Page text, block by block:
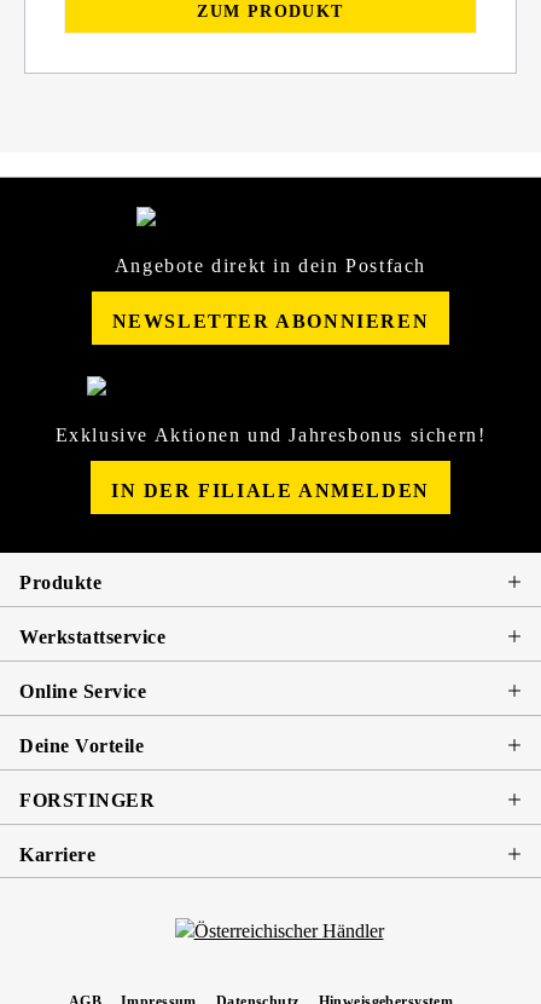
ZUM PRODUKT
Angebote direkt in dein Postfach
NEWSLETTER ABONNIEREN
Exklusive Aktionen und Jahresbonus sichern!
IN DER FILIALE ANMELDEN
Produkte
Werkstattservice
Online Service
Deine Vorteile
FORSTINGER
Karriere